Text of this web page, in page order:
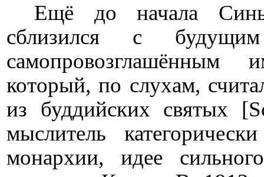
Ещё до начала
сблизился с будущим
который, по слухам,
из буддийских святых [
мыслитель
монархии, идее